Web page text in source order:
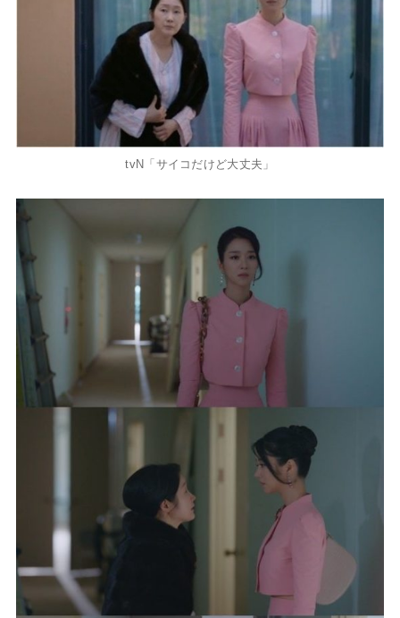
tvN「サイコだけど大丈夫」